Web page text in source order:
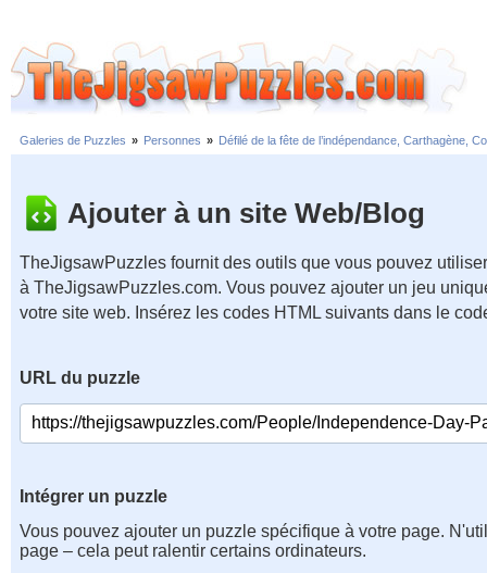
Galeries de Puzzles » Personnes » Défilé de la fête de l’indépendance, Carthagène,
Ajouter à un site Web/Blog
TheJigsawPuzzles fournit des outils que vous pouvez
à TheJigsawPuzzles.com. Vous pouvez ajouter un jeu
votre site web. Insérez les codes HTML suivants dans le
URL du puzzle
Intégrer un puzzle
Vous pouvez ajouter un puzzle spécifique à votre page.
page – cela peut ralentir certains ordinateurs.